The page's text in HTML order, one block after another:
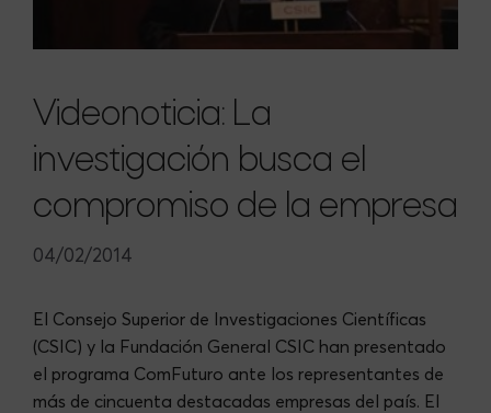
Videonoticia: La
investigación busca el
compromiso de la empresa
04/02/2014
El Consejo Superior de Investigaciones Científicas
(CSIC) y la Fundación General CSIC han presentado
el programa ComFuturo ante los representantes de
más de cincuenta destacadas empresas del país. El